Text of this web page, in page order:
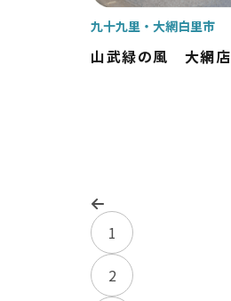
山武緑の風 大網店
九十九里 大網白里市
1
2